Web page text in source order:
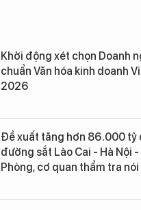
Khởi động xét chọn Doanh
chuẩn Văn hóa kinh doanh
2026
Đề xuất tăng hơn 86.000 tỷ
đường sắt Lào Cai - Hà Nội -
Phòng, cơ quan thẩm tra nói